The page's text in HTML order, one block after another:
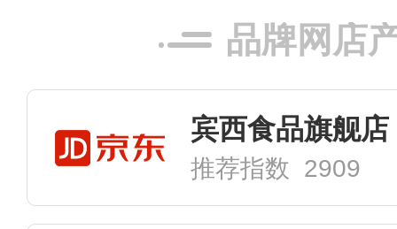
品牌网店
宾西食品旗舰店
推荐指数 2909